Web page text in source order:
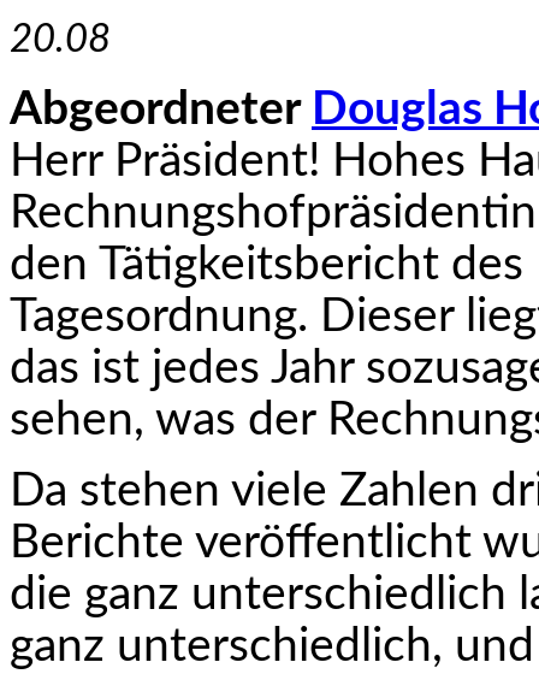
20.08
Abgeordneter Douglas
Herr Präsident! Hohes
den Tätigkeitsbericht
Tagesordnung. Dieser
das ist jedes Jahr
sehen, was der
Da stehen viele Zahlen
Berichte veröffentlicht
die ganz unterschiedlich
ganz unterschiedlich,